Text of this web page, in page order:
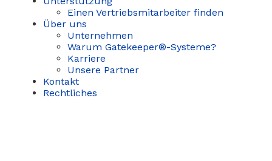
Einen Vertriebsmitarbeiter finden
Über uns
Unternehmen
Warum Gatekeeper®-Systeme?
Karriere
Unsere Partner
Kontakt
Rechtliches